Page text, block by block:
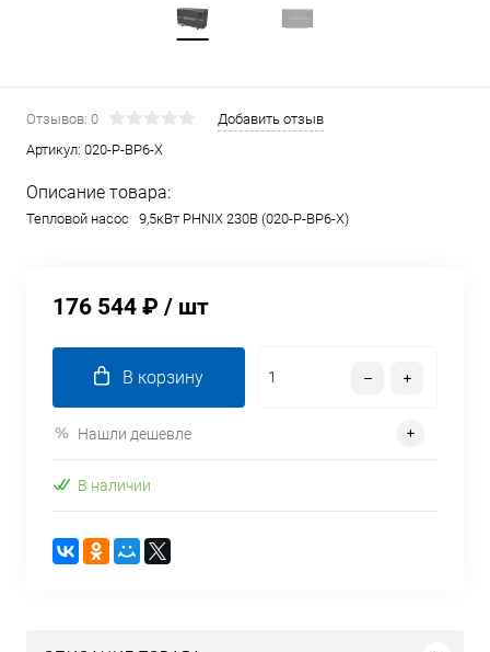
Отзывов: 0
Добавить отзыв
Артикул: 020-P-BP6-X
Описание товара:
Тепловой насос 9,5кВт PHNIX 230В (020-P-BP6-X)
176 544 ₽ / шт
В корзину
Нашли дешевле
В наличии